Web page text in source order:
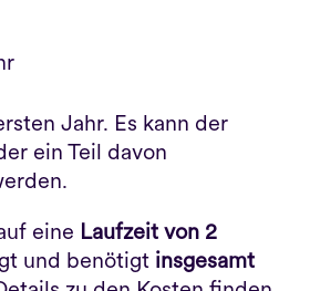
Jahr. Es kann der
ein Teil davon
eine Laufzeit von 2
und benötigt insgesamt